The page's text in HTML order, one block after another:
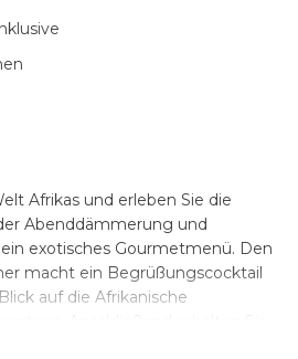
Afrikas und erleben Sie die
Abenddämmerung und
exotisches Gourmetmenü. Den
macht ein Begrüßungscocktail
auf die Afrikanische